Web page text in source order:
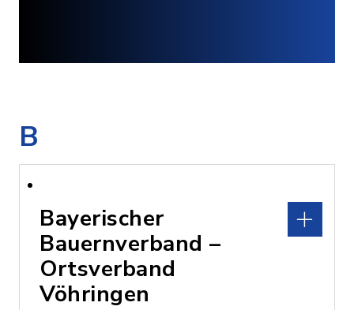
B
Bayerischer
Bauernverband –
Ortsverband
Vöhringen